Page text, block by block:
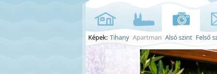
Képek: Tihany Apartman Alsó szint Felső